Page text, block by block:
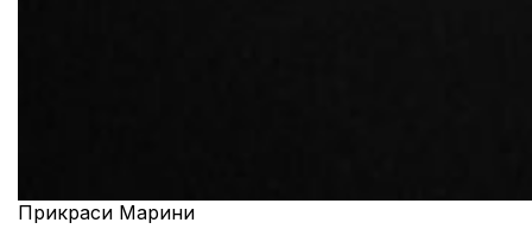
Прикраси Марини